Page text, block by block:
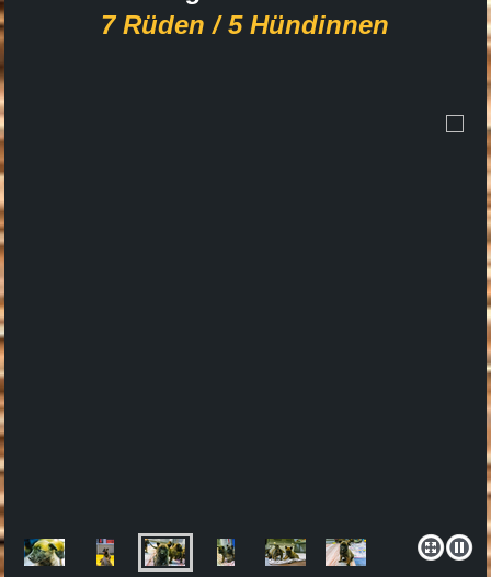
7 Rüden / 5 Hündinnen